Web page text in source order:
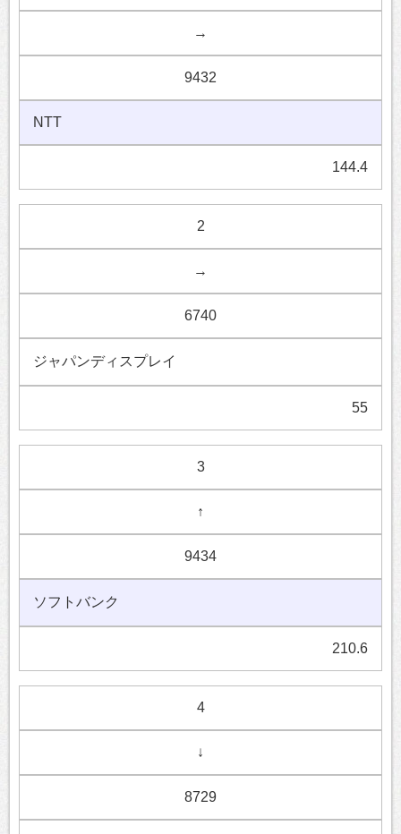
→
9432
NTT
144.4
2
→
6740
ジャパンディスプレイ
55
3
↑
9434
ソフトバンク
210.6
4
↓
8729